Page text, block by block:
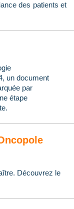
des patients et
un document
par
étape
Découvrez le